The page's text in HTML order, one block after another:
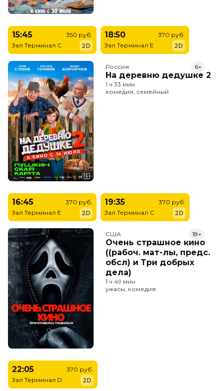
15:45
Зал Терминал C
350 руб.
2D
18:50
Зал Терминал E
370 руб.
2D
Россия
На деревню дедушке 2
6+
1 ч 33 мин
комедия, семейный
16:45
Зал Терминал E
370 руб.
2D
19:35
Зал Терминал C
370 руб.
2D
США
Очень страшное кино
((рабоч. мат-лы, предс.
обсл) и Три добрых
дела)
18+
1 ч 49 мин
ужасы, комедия
22:05
Зал Терминал D
370 руб.
2D